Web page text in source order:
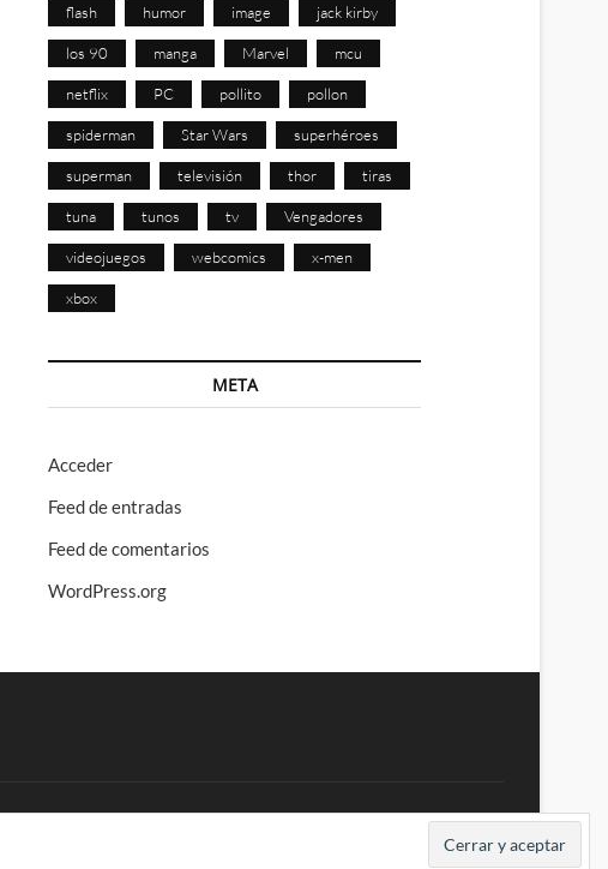
flash humor image jack kirby
los 90 manga Marvel mcu
netflix PC pollito pollon
spiderman Star Wars superhéroes
superman televisión thor tiras
tuna tunos tv Vengadores
videojuegos webcomics x-men
xbox
META
Acceder
Feed de entradas
Feed de comentarios
WordPress.org